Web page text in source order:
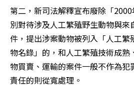
第二，新司法解釋宣布廢除「
別對待涉及人工繁殖野生動物與
件，提出涉案動物被列入「人工繁
物名錄」的，和人工繁殖技術成
物買賣、運輸的案件一般不作為
責任的則從寬處理。